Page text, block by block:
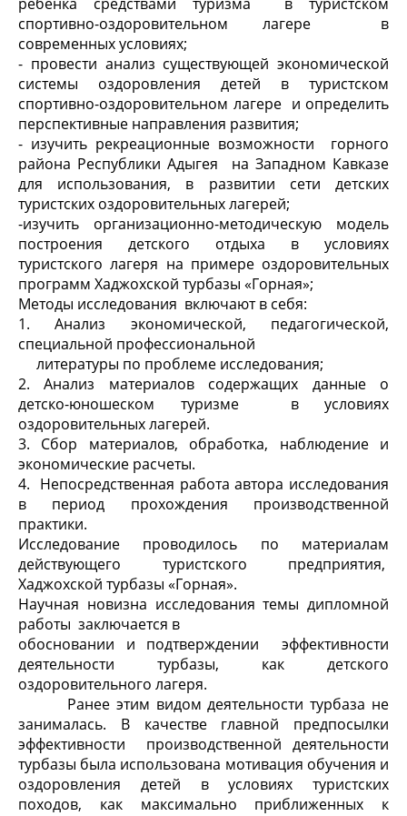
спортивно-оздоровительном лагере в
современных условиях;
- провести анализ существующей экономической
системы оздоровления детей в туристском
спортивно-оздоровительном лагере и определить
перспективные направления развития;
- изучить рекреационные возможности горного
района Республики Адыгея на Западном Кавказе
для использования, в развитии сети детских
туристских оздоровительных лагерей;
-изучить организационно-методическую модель
построения детского отдыха в условиях
туристского лагеря на примере оздоровительных
программ Хаджохской турбазы «Горная»;
Методы исследования включают в себя:
1. Анализ экономической, педагогической,
специальной профессиональной
литературы по проблеме исследования;
2. Анализ материалов содержащих данные о
детско-юношеском туризме в условиях
оздоровительных лагерей.
3. Сбор материалов, обработка, наблюдение и
экономические расчеты.
4. Непосредственная работа автора исследования
в период прохождения производственной
практики.
Исследование
проводилось по материалам
действующего туристского предприятия,
Хаджохской турбазы «Горная».
Научная новизна исследования темы дипломной
работы заключается в
обосновании и подтверждении эффективности
деятельности турбазы, как детского
оздоровительного лагеря.
Ранее этим видом деятельности турбаза не
занималась. В качестве главной предпосылки
эффективности производственной деятельности
турбазы была использована мотивация обучения и
оздоровления детей в условиях туристских
походов, как максимально приближенных к